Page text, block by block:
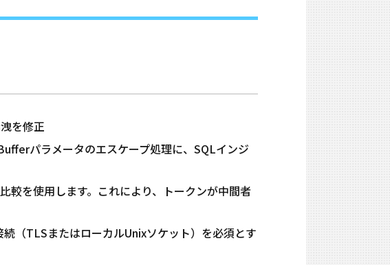
を修正
パラメータのエスケープ処理に、SQLインジ
較を使用します。これにより、トークンが中間者
（TLSまたはローカルUnixソケット）を必須とす